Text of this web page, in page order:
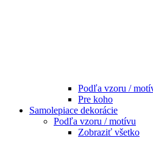
Podľa vzoru /
Pre koho
Samolepiace dekorácie
Podľa vzoru / motívu
Zobraziť všetko